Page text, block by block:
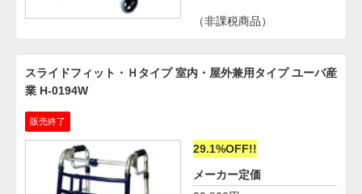
（非課税商品）
スライドフィット・Ｈタイプ 室内・屋外兼用タイプ ユーバ産
業 H-0194W
販売終了
29.1%OFF!!
メーカー定価